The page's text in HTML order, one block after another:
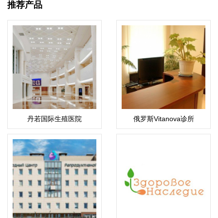
推荐产品
丹若国际生殖医院 俄罗斯Vitanova诊所